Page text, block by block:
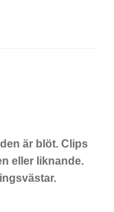
är blöt. Clips
eller liknande.